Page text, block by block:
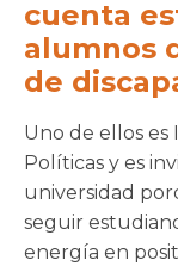
cuenta
alumnos
de
Uno de ellos es
Políticas y es
universidad
seguir
energía en